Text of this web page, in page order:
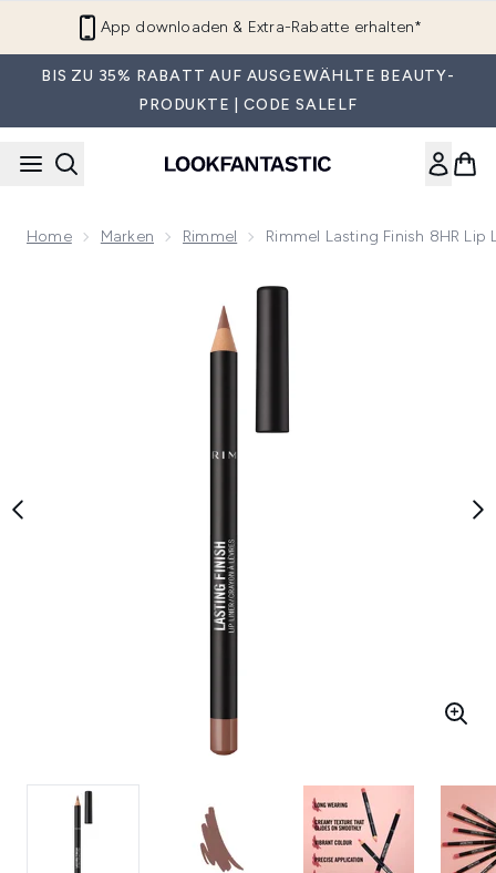
App downloaden & Extra-Rabatte erhalten*
BIS ZU 35% RABATT AUF AUSGEWÄHLTE BEAUTY-
PRODUKTE | CODE SALELF
Home Marken Rimmel Rimmel Lasting Finish 8HR Lip